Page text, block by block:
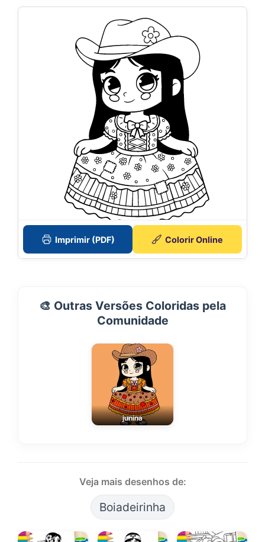
Imprimir (PDF) Colorir Online
🎨 Outras Versões Coloridas pela
Comunidade
junina
Veja mais desenhos de:
Boiadeirinha